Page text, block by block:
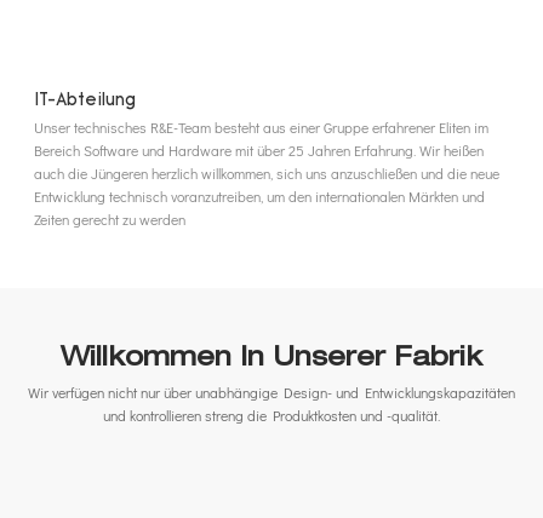
IT-Abteilung
Unser technisches R&E-Team besteht aus einer Gruppe erfahrener Eliten im
Bereich Software und Hardware mit über 25 Jahren Erfahrung. Wir heißen
auch die Jüngeren herzlich willkommen, sich uns anzuschließen und die neue
Entwicklung technisch voranzutreiben, um den internationalen Märkten und
Zeiten gerecht zu werden
Willkommen In Unserer Fabrik
Wir verfügen nicht nur über unabhängige Design- und Entwicklungskapazitäten
und kontrollieren streng die Produktkosten und -qualität.